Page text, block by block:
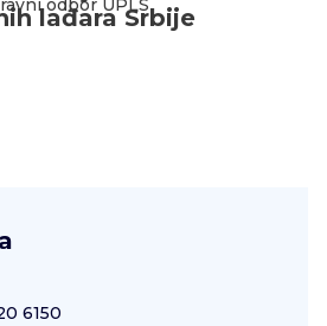
lađara Srbije
odbor UPLS
6150